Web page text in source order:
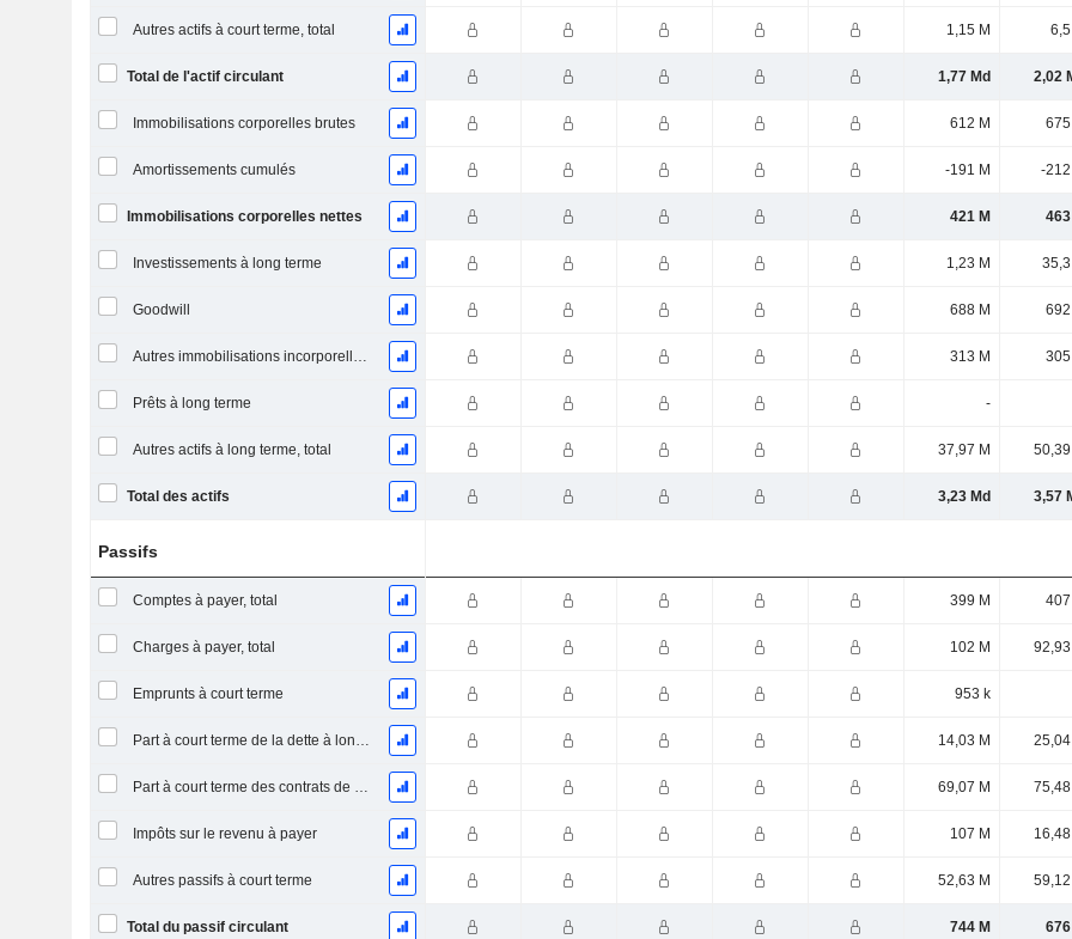
Autres actifs à court terme, total 1,15 M 6,5
Total de l'actif circulant 1,77 Md 2,02
Immobilisations corporelles brutes 612 M 675
Amortissements cumulés -191 M -212
Immobilisations corporelles nettes 421 M 463
Investissements à long terme 1,23 M 35,3
Goodwill 688 M 692
Autres immobilisations incorporelles, total 313 M 305
Prêts à long terme -
Autres actifs à long terme, total 37,97 M 50,39
Total des actifs 3,23 Md 3,57
Passifs
Comptes à payer, total 399 M 407
Charges à payer, total 102 M 92,93
Emprunts à court terme 953 k
Part à court terme de la dette à long terme 14,03 M 25,04
Part à court terme des contrats de location 69,07 M 75,48
Impôts sur le revenu à payer 107 M 16,48
Autres passifs à court terme 52,63 M 59,12
Total du passif circulant 744 M 676